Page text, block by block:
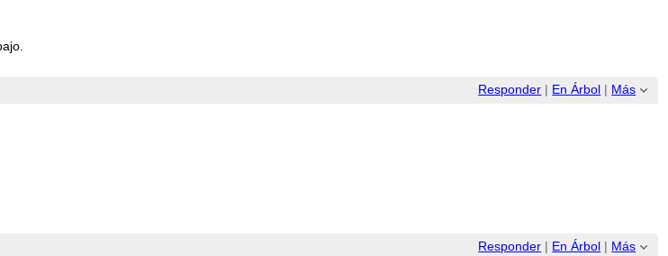
Responder En Árbol Más
Responder | En Árbol | Más